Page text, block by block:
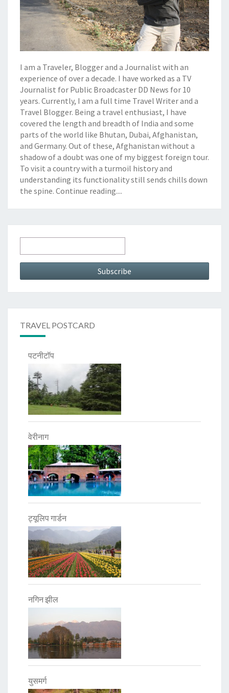
I am a Traveler, Blogger and a Journalist with an
experience of over a decade. I have worked as a TV
Journalist for Public Broadcaster DD News for 10
years. Currently, I am a full time Travel Writer and a
Travel Blogger. Being a travel enthusiast, I have
covered the length and breadth of India and some
parts of the world like Bhutan, Dubai, Afghanistan,
and Germany. Out of these, Afghanistan without a
shadow of a doubt was one of my biggest foreign tour.
To visit a country with a turmoil history and
understanding its functionality still sends chills down
the spine. Continue reading....
TRAVEL POSTCARD
पटनीटॉप
वेरीनाग
ट्यूलिप गार्डन
नगिन झील
युसमर्ग